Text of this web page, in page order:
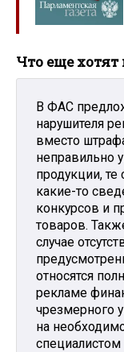
Что еще
В ФАС
нарушителя
вместо
неправильно
продукции, те
какие-то
конкурсов и
товаров.
случае
относятся
рекламе
чрезмерного
на